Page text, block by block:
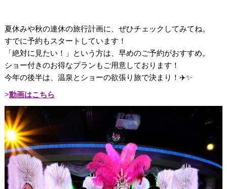
夏休みや秋の連休の旅行計画に、ぜひチェックしてみてね。
すでに予約もスタートしています！
「絶対に見たい！」という方は、早めのご予約がおすすめ。
ショー付きのお得なプランもご用意しております！
今年の後半は、温泉とショーの欲張り旅で決まり！✈️✨
動画はこちら